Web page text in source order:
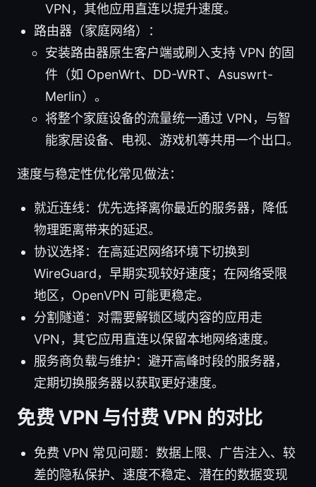
VPN，其他应用直连以提升速度。
路由器（家庭网络）：
安装路由器原生客户端或刷入支持 VPN 的固
件（如 OpenWrt、DD-WRT、Asuswrt-
Merlin）。
将整个家庭设备的流量统一通过 VPN，与智
能家居设备、电视、游戏机等共用一个出口。
速度与稳定性优化常见做法：
就近连线：优先选择离你最近的服务器，降低
物理距离带来的延迟。
协议选择：在高延迟网络环境下切换到
WireGuard，早期实现较好速度；在网络受限
地区，OpenVPN 可能更稳定。
分割隧道：对需要解锁区域内容的应用走
VPN，其它应用直连以保留本地网络速度。
服务商负载与维护：避开高峰时段的服务器，
定期切换服务器以获取更好速度。
免费 VPN 与付费 VPN 的对比
免费 VPN 常见问题：数据上限、广告注入、较
差的隐私保护、速度不稳定、潜在的数据变现